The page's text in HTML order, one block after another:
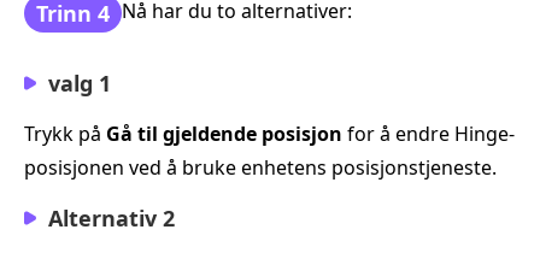
Trinn 4 Nå har du to alternativer:
valg 1
Trykk på Gå til gjeldende posisjon for å endre Hinge-
posisjonen ved å bruke enhetens posisjonstjeneste.
Alternativ 2